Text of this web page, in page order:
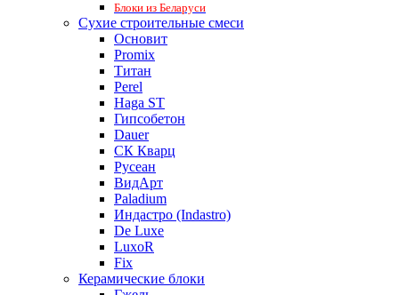
Блоки из Беларуси
Сухие строительные смеси
Основит
Promix
Титан
Perel
Haga ST
Гипсобетон
Dauer
СК Кварц
Русеан
ВидАрт
Paladium
Индастро (Indastro)
De Luxe
LuxoR
Fix
Керамические блоки